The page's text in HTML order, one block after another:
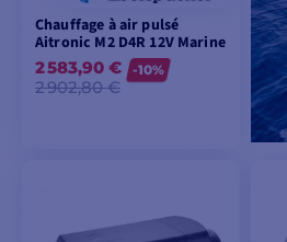
Chauffage à air pulsé
Aitronic M2 D4R 12V Marine
2 583,90 €
2 902,80 €
-10%
PANIER